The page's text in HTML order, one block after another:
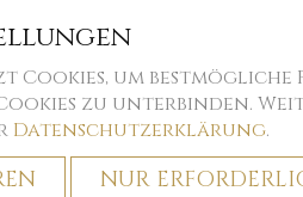
Cookies, um
zu unterbinden.
Datenschutzerklärung.
NUR